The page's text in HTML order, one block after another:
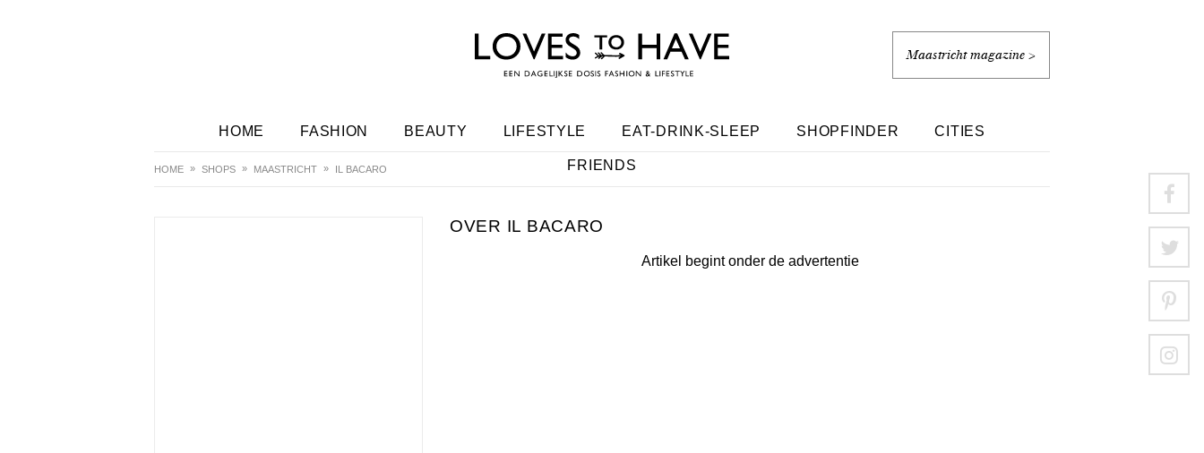
Maastricht magazine >
HOME FASHION BEAUTY LIFESTYLE EAT-DRINK-SLEEP SHOPFINDER CITIES
FRIENDS
HOME SHOPS MAASTRICHT IL BACARO
IL BACARO
Artikel begint onder de advertentie